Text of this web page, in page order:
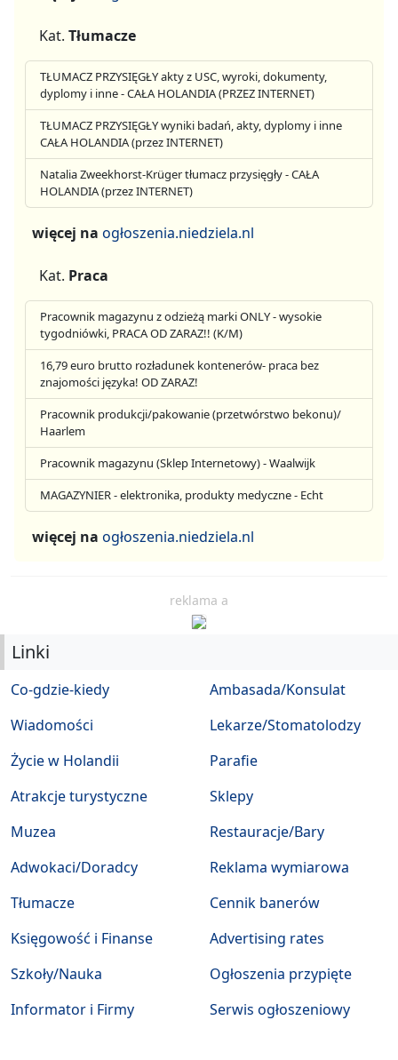
Kat. Tłumacze
TŁUMACZ PRZYSIĘGŁY akty z USC, wyroki, dokumenty,
dyplomy i inne - CAŁA HOLANDIA (PRZEZ INTERNET)
TŁUMACZ PRZYSIĘGŁY wyniki badań, akty, dyplomy i inne
CAŁA HOLANDIA (przez INTERNET)
Natalia Zweekhorst-Krüger tłumacz przysięgły - CAŁA
HOLANDIA (przez INTERNET)
więcej na ogłoszenia.niedziela.nl
Kat. Praca
Pracownik magazynu z odzieżą marki ONLY - wysokie
tygodniówki, PRACA OD ZARAZ!! (K/M)
16,79 euro brutto rozładunek kontenerów- praca bez
znajomości języka! OD ZARAZ!
Pracownik produkcji/pakowanie (przetwórstwo bekonu)/
Haarlem
Pracownik magazynu (Sklep Internetowy) - Waalwijk
MAGAZYNIER - elektronika, produkty medyczne - Echt
więcej na ogłoszenia.niedziela.nl
reklama a
Linki
Co-gdzie-kiedy
Wiadomości
Życie w Holandii
Atrakcje turystyczne
Muzea
Ambasada/Konsulat
Lekarze/Stomatolodzy
Parafie
Sklepy
Restauracje/Bary
Adwokaci/Doradcy
Tłumacze
Księgowość i Finanse
Szkoły/Nauka
Informator i Firmy
Reklama wymiarowa
Cennik banerów
Advertising rates
Ogłoszenia przypięte
Serwis ogłoszeniowy